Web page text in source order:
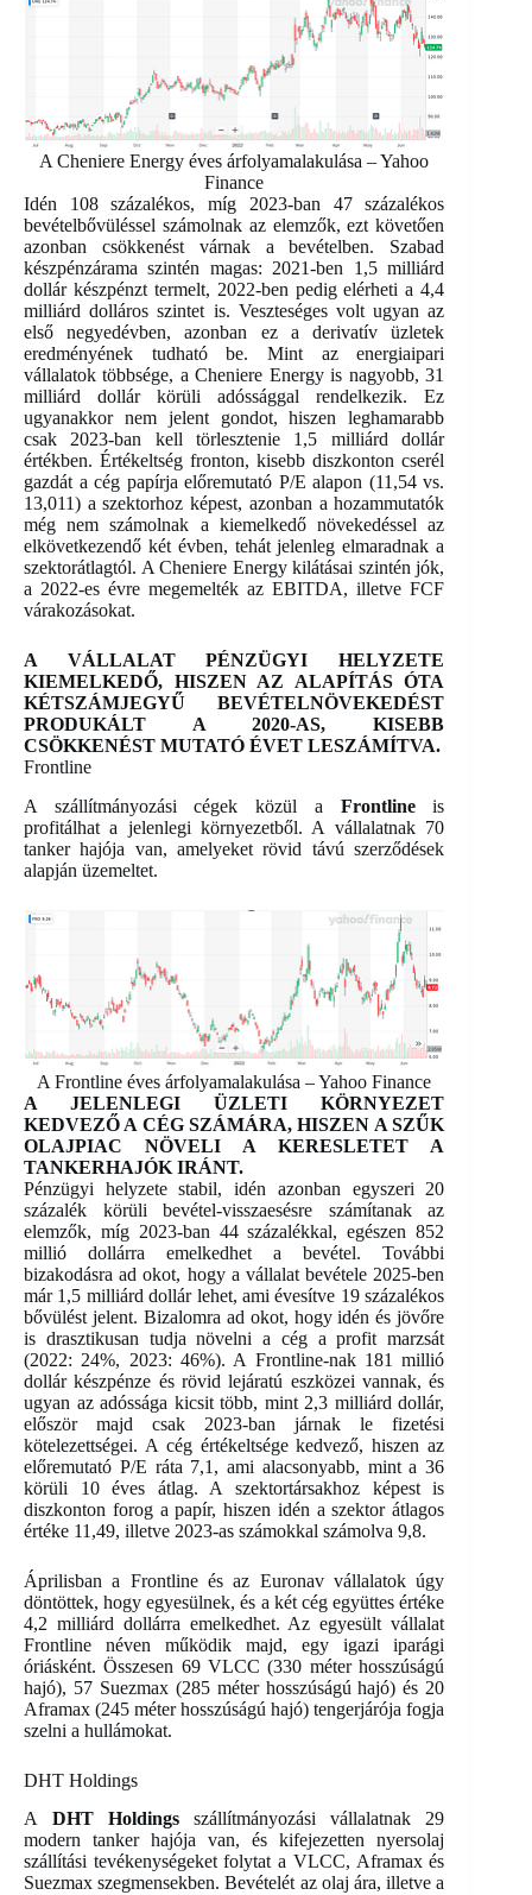
A Cheniere Energy éves árfolyamalakulása – Yahoo
Finance
Idén 108 százalékos, míg 2023-ban 47 százalékos
bevételbővüléssel számolnak az elemzők, ezt követően
azonban csökkenést várnak a bevételben. Szabad
készpénzárama szintén magas: 2021-ben 1,5 milliárd
dollár készpénzt termelt, 2022-ben pedig elérheti a 4,4
milliárd dolláros szintet is. Veszteséges volt ugyan az
első negyedévben, azonban ez a derivatív üzletek
eredményének tudható be. Mint az energiaipari
vállalatok többsége, a Cheniere Energy is nagyobb, 31
milliárd dollár körüli adóssággal rendelkezik. Ez
ugyanakkor nem jelent gondot, hiszen leghamarabb
csak 2023-ban kell törlesztenie 1,5 milliárd dollár
értékben. Értékeltség fronton, kisebb diszkonton cserél
gazdát a cég papírja előremutató P/E alapon (11,54 vs.
13,011) a szektorhoz képest, azonban a hozammutatók
még nem számolnak a kiemelkedő növekedéssel az
elkövetkezendő két évben, tehát jelenleg elmaradnak a
szektorátlagtól. A Cheniere Energy kilátásai szintén jók,
a 2022-es évre megemelték az EBITDA, illetve FCF
várakozásokat.
A VÁLLALAT PÉNZÜGYI HELYZETE
KIEMELKEDŐ, HISZEN AZ ALAPÍTÁS ÓTA
KÉTSZÁMJEGYŰ BEVÉTELNÖVEKEDÉST
PRODUKÁLT A 2020-AS, KISEBB
CSÖKKENÉST MUTATÓ ÉVET LESZÁMÍTVA.
Frontline
A szállítmányozási cégek közül a Frontlineis
profitálhat a jelenlegi környezetből. A vállalatnak 70
tanker hajója van, amelyeket rövid távú szerződések
alapján üzemeltet.
A Frontline éves árfolyamalakulása – Yahoo Finance
A JELENLEGI ÜZLETI KÖRNYEZET
KEDVEZŐ A CÉG SZÁMÁRA, HISZEN A SZŰK
OLAJPIAC NÖVELI A KERESLETET A
TANKERHAJÓK IRÁNT.
Pénzügyi helyzete stabil, idén azonban egyszeri 20
százalék körüli bevétel-visszaesésre számítanak az
elemzők, míg 2023-ban 44 százalékkal, egészen 852
millió dollárra emelkedhet a bevétel. További
bizakodásra ad okot, hogy a vállalat bevétele 2025-ben
már 1,5 milliárd dollár lehet, ami évesítve 19 százalékos
bővülést jelent. Bizalomra ad okot, hogy idén és jövőre
is drasztikusan tudja növelni a cég a profit marzsát
(2022: 24%, 2023: 46%). A Frontline-nak 181 millió
dollár készpénze és rövid lejáratú eszközei vannak, és
ugyan az adóssága kicsit több, mint 2,3 milliárd dollár,
először majd csak 2023-ban járnak le fizetési
kötelezettségei. A cég értékeltsége kedvező, hiszen az
előremutató P/E ráta 7,1, ami alacsonyabb, mint a 36
körüli 10 éves átlag. A szektortársakhoz képest is
diszkonton forog a papír, hiszen idén a szektor átlagos
értéke 11,49, illetve 2023-as számokkal számolva 9,8.
Áprilisban a Frontline és az Euronav vállalatok úgy
döntöttek, hogy egyesülnek, és a két cég együttes értéke
4,2 milliárd dollárra emelkedhet. Az egyesült vállalat
Frontline néven működik majd, egy igazi iparági
óriásként. Összesen 69 VLCC (330 méter hosszúságú
hajó), 57 Suezmax (285 méter hosszúságú hajó) és 20
Aframax (245 méter hosszúságú hajó) tengerjárója fogja
szelni a hullámokat.
DHT Holdings
ADHT Holdings szállítmányozási vállalatnak 29
modern tanker hajója van, és kifejezetten nyersolaj
szállítási tevékenységeket folytat a VLCC, Aframax és
Suezmax szegmensekben. Bevételét az olaj ára, illetve a